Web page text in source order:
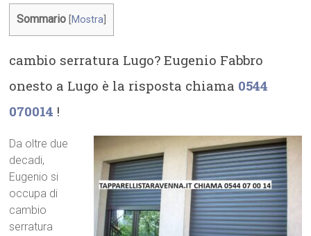
Sommario Mostra
cambio serratura Lugo? Eugenio Fabbro
onesto a Lugo è la risposta chiama 0544
070014 !
Da oltre due
decadi,
Eugenio si
occupa di
cambio
serratura